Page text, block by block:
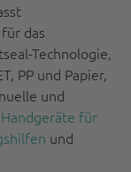
für das
Technologie,
PP und Papier,
und
Handgeräte für
und